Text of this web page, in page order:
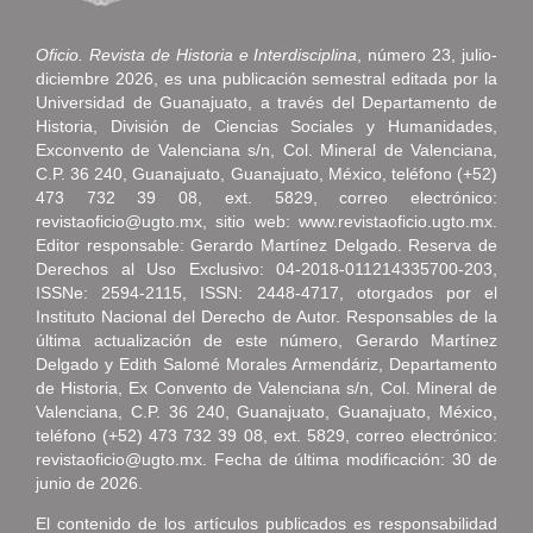
Oficio. Revista de Historia e Interdisciplina , número 23, julio-
diciembre 2026, es una publicación semestral editada por la
Universidad de Guanajuato, a través del Departamento de
Historia, División de Ciencias Sociales y Humanidades,
Exconvento de Valenciana s/n, Col. Mineral de Valenciana,
C.P. 36 240, Guanajuato, Guanajuato, México, teléfono (+52)
473 732 39 08, ext. 5829, correo electrónico:
revistaoficio@ugto.mx, sitio web: www.revistaoficio.ugto.mx.
Editor responsable: Gerardo Martínez Delgado. Reserva de
Derechos al Uso Exclusivo: 04-2018-011214335700-203,
ISSNe: 2594-2115, ISSN: 2448-4717, otorgados por el
Instituto Nacional del Derecho de Autor. Responsables de la
última actualización de este número, Gerardo Martínez
Delgado y Edith Salomé Morales Armendáriz, Departamento
de Historia, Ex Convento de Valenciana s/n, Col. Mineral de
Valenciana, C.P. 36 240, Guanajuato, Guanajuato, México,
teléfono (+52) 473 732 39 08, ext. 5829, correo electrónico:
revistaoficio@ugto.mx. Fecha de última modificación: 30 de
junio de 2026.
El contenido de los artículos publicados es responsabilidad